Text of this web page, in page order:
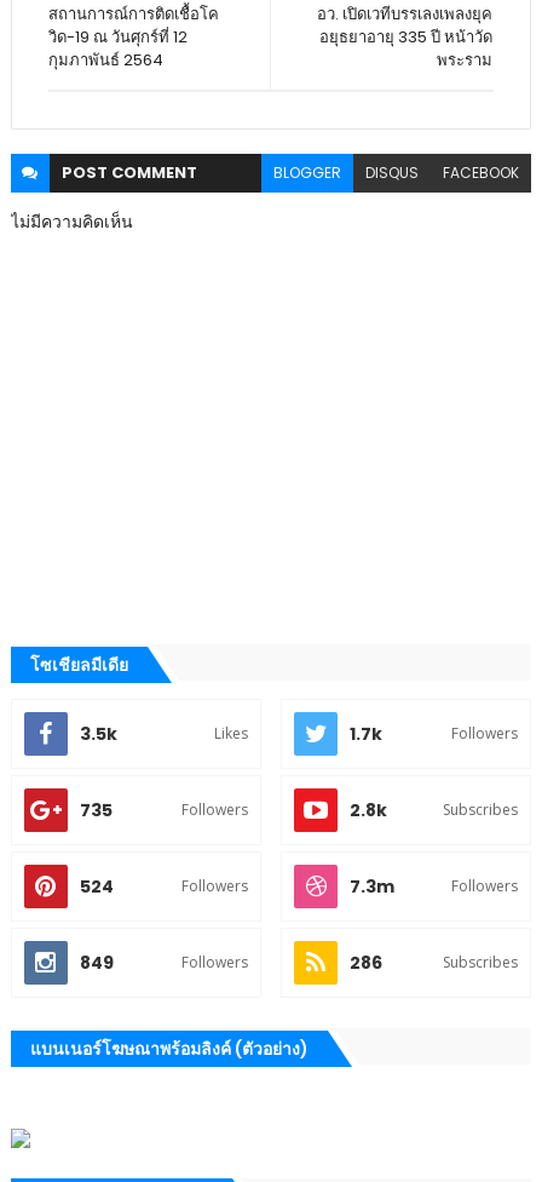
อว. เปิดเวทีบรรเลงเพลงยุค
อยุธยาอายุ 335 ปี หน้าวัด
พระราม
สถานการณ์การติดเชื้อโค
วิด-19 ณ วันศุกร์ที่ 12
กุมภาพันธ์ 2564
POST COMMENT BLOGGER DISQUS FACEBOOK
ไม่มีความคิดเห็น
โซเชียลมีเดีย
3.5k Likes 1.7k Followers
735 Followers 2.8k Subscribes
524 Followers 7.3m Followers
849 Followers 286 Subscribes
แบนเนอร์โฆษณาพร้อมลิงค์ (ตัวอย่าง)